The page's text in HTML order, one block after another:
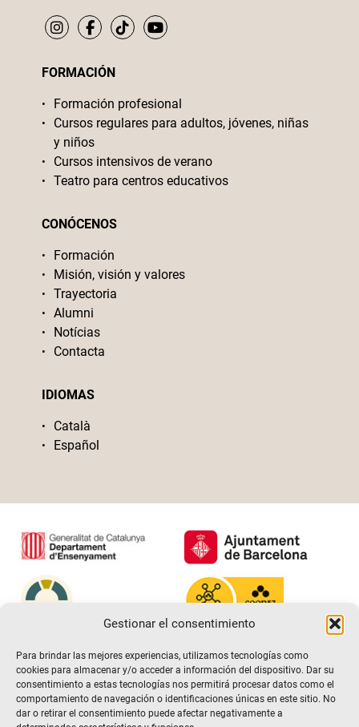
Gestionar el consentimiento
Para brindar las mejores experiencias, utilizamos tecnologías como
cookies para almacenar y/o acceder a información del dispositivo. Dar su
consentimiento a estas tecnologías nos permitirá procesar datos como el
comportamiento de navegación o identificaciones únicas en este sitio. No
dar o retirar el consentimiento puede afectar negativamente a
FORMACIÓN
Formación profesional
Cursos regulares para adultos, jóvenes, niñas
y niños
Cursos intensivos de verano
Teatro para centros educativos
CONÓCENOS
Formación
Misión, visión y valores
Trayectoria
Alumni
Notícias
Contacta
IDIOMAS
Català
Español